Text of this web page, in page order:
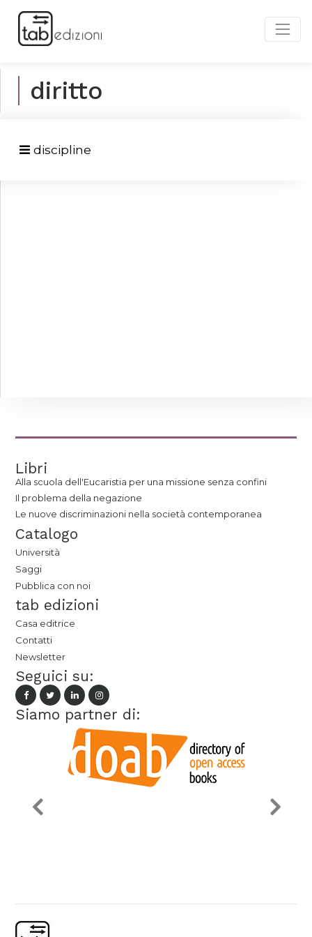
diritto
discipline
Libri
Alla scuola dell'Eucaristia per una missione senza confini
Il problema della negazione
Le nuove discriminazioni nella società contemporanea
Catalogo
Università
Saggi
Pubblica con noi
tab edizioni
Casa editrice
Contatti
Newsletter
Seguici su:
Siamo partner di: